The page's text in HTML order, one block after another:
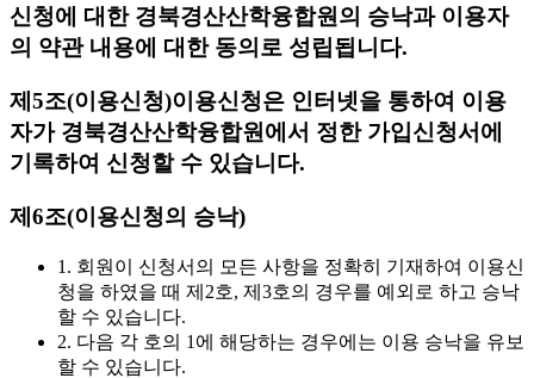
신청에 대한 경북경산산학융합원의 승낙과 이용자
의 약관 내용에 대한 동의로 성립됩니다.
제5조(이용신청)이용신청은 인터넷을 통하여 이용
자가 경북경산산학융합원에서 정한 가입신청서에
기록하여 신청할 수 있습니다.
제6조(이용신청의 승낙)
1. 회원이 신청서의 모든 사항을 정확히 기재하여 이용신
청을 하였을 때 제2호, 제3호의 경우를 예외로 하고 승낙
할 수 있습니다.
2. 다음 각 호의 1에 해당하는 경우에는 이용 승낙을 유보
할 수 있습니다.